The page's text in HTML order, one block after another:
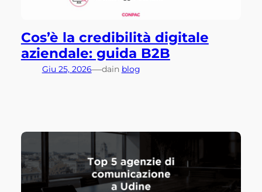
Cos’è la credibilità digitale
aziendale: guida B2B
Giu 25, 2026—dain blog